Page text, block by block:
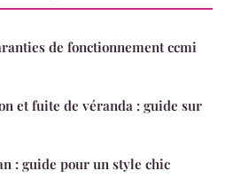
de fonctionnement ccmi
et fuite de véranda : guide sur
: guide pour un style chic